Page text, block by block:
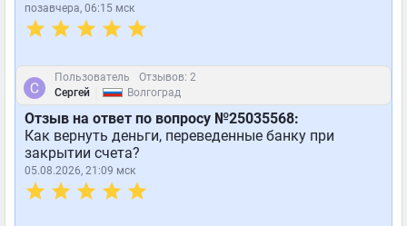
позавчера, 06:15 мск
Пользователь
Отзывов: 2
Сергей
Волгоград
Отзыв на ответ по вопросу №25035568:
Как вернуть деньги, переведенные банку при
закрытии счета?
05.08.2026, 21:09 мск